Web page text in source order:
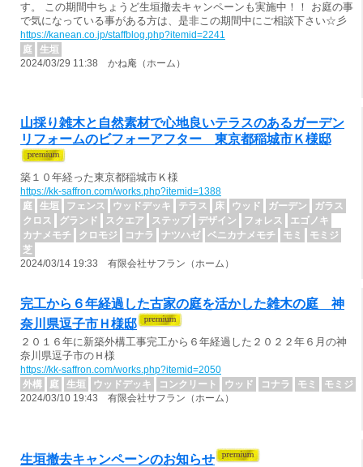
す。 この期間中ちょうど生垣撤去キャンペーンも実施中！！ お庭の事
で気になっている事がある方は、是非この期間中にご相談下さい☆彡
https://kanean.co.jp/staffblog.php?itemid=2241
庭
生垣
2024/03/29 11:38 かね庵（ホーム）
山採り雑木と自然素材で心地良いテラスのあるガーデン
リフォームのビフォーアフター 東京都稲城市Ｋ様邸
築１０年経った東京都稲城市Ｋ様
https://kk-saffron.com/works.php?itemid=1388
庭
生垣 フェンス ウッドデッキ テラス 床 ウッド ガーデン
ガラス
クロス
グランド スクエア ステップ デザイン フォレス
エゴノキ
カナメモチ
クロモジ コナラ ナツハゼ ベニカナメモチ モミ
モミジ
芝
2024/03/14 19:33 有限会社サフラン（ホーム）
完工から６年経過した古家の庭を活かした雑木の庭 神
奈川県逗子市Ｈ様邸
２０１６年に新築外構工事完工から６年経過した２０２２年６月の神
奈川県逗子市のＨ様
https://kk-saffron.com/works.php?itemid=2050
外構
庭 生垣 ウッドデッキ コンクリート ウッド コナラ モミ
モミジ
2024/03/10 19:43 有限会社サフラン（ホーム）
生垣撤去キャンペーンのお知らせ